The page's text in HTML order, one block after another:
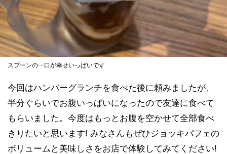
スプーンの一口が幸せいっぱいです
今回はハンバーグランチを食べた後に頼みましたが、
半分ぐらいでお腹いっぱいになったので友達に食べて
もらいました。今度はもっとお腹を空かせて全部食べ
きりたいと思います! みなさんもぜひジョッキパフェの
ボリュームと美味しさをお店で体験してみてください!